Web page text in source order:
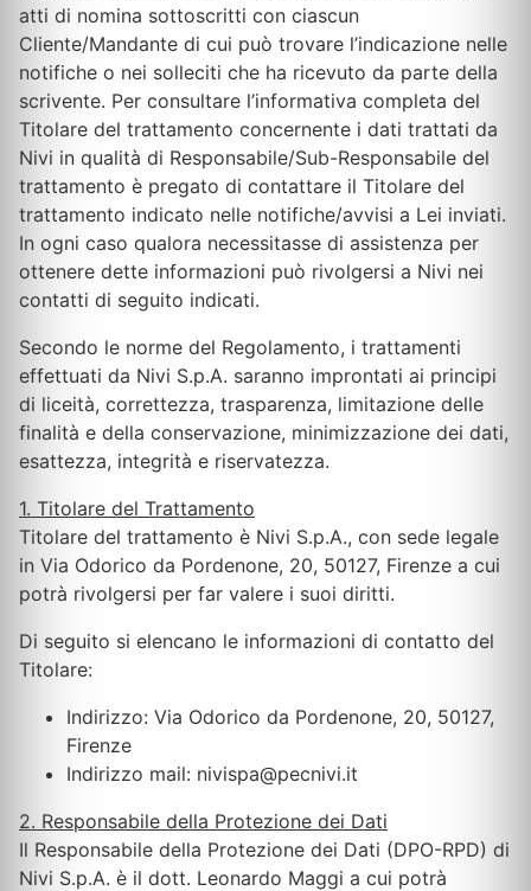
atti di nomina sottoscritti con ciascun
Cliente/Mandante di cui può trovare l’indicazione nelle
notifiche o nei solleciti che ha ricevuto da parte della
scrivente. Per consultare l’informativa completa del
Titolare del trattamento concernente i dati trattati da
Nivi in qualità di Responsabile/Sub-Responsabile del
trattamento è pregato di contattare il Titolare del
trattamento indicato nelle notifiche/avvisi a Lei inviati.
In ogni caso qualora necessitasse di assistenza per
ottenere dette informazioni può rivolgersi a Nivi nei
contatti di seguito indicati.
Secondo le norme del Regolamento, i trattamenti
effettuati da Nivi S.p.A. saranno improntati ai principi
di liceità, correttezza, trasparenza, limitazione delle
finalità e della conservazione, minimizzazione dei dati,
esattezza, integrità e riservatezza.
1. Titolare del Trattamento
Titolare del trattamento è Nivi S.p.A., con sede legale
in Via Odorico da Pordenone, 20, 50127, Firenze a cui
potrà rivolgersi per far valere i suoi diritti.
Di seguito si elencano le informazioni di contatto del
Titolare:
Indirizzo: Via Odorico da Pordenone, 20, 50127,
Firenze
Indirizzo mail: nivispa@pecnivi.it
2. Responsabile della Protezione dei Dati
Il Responsabile della Protezione dei Dati (DPO-RPD) di
Nivi S.p.A. è il dott. Leonardo Maggi a cui potrà